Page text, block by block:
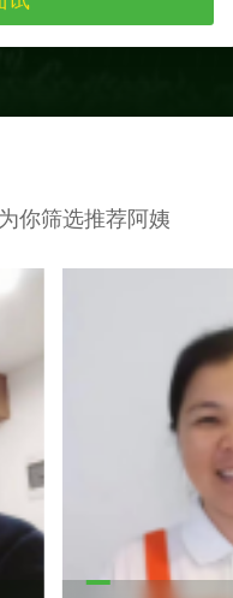
你筛选推荐阿姨